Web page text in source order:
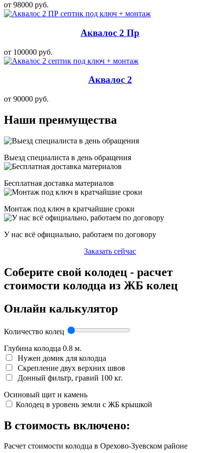
от 98000 руб.
Аквалос 2 Пр
от 100000 руб.
Аквалос 2
от 90000 руб.
Наши преимущества
Выезд специалиста в день обращения
Бесплатная доставка материалов
Монтаж под ключ в кратчайшие сроки
У нас всё официально, работаем по договору
Заказать сейчас
Соберите свой колодец - расчет
стоимости колодца из ЖБ колец
Онлайн калькулятор
Количество колец
Глубина колодца 0.8 м.
Нужен домик для колодца
Скрепление двух верхних швов
Донный фильтр, гравий 100 кг.
Осиновый щит и камень
Колодец в уровень земли с ЖБ крышкой
В стоимость включено:
Расчет стоимости колодца в Орехово-Зуевском районе